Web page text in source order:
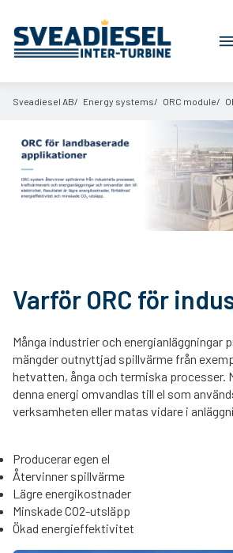
Sveadiesel AB Energy systems ORC module
Varför ORC för
Många industrier och energianläggningar
mängder outnyttjad spillvärme från
hetvatten, ånga och termiska processer.
denna energi omvandlas till el som
verksamheten eller matas vidare i
Producerar egen el
Återvinner spillvärme
Lägre energikostnader
Minskade CO2-utsläpp
Ökad energieffektivitet